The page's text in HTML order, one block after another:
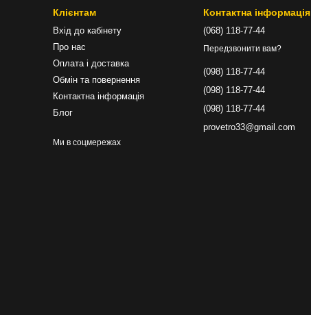
Клієнтам
Вхід до кабінету
Про нас
Оплата і доставка
Обмін та повернення
Контактна інформація
Блог
Ми в соцмережах
Контактна інформація
(068) 118-77-44
Передзвонити вам?
(098) 118-77-44
(098) 118-77-44
(098) 118-77-44
provetro33@gmail.com